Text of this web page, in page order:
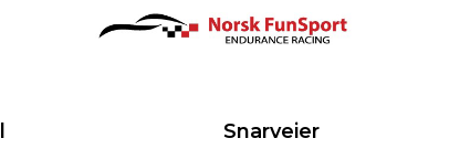
Snarveier